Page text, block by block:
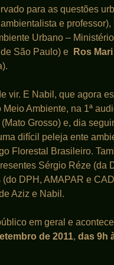
para as questões
e professor),
Urbano –
São Paulo) e
Ros
vir. E Nabil, que agora
Ambiente, na 1ª
Grosso) e, dia
difícil peleja ente
Florestal Brasileiro.
Sérgio Réze (da
DPH, AMAPAR e
Aziz e Nabil.
em geral e
de 2011, das 9h